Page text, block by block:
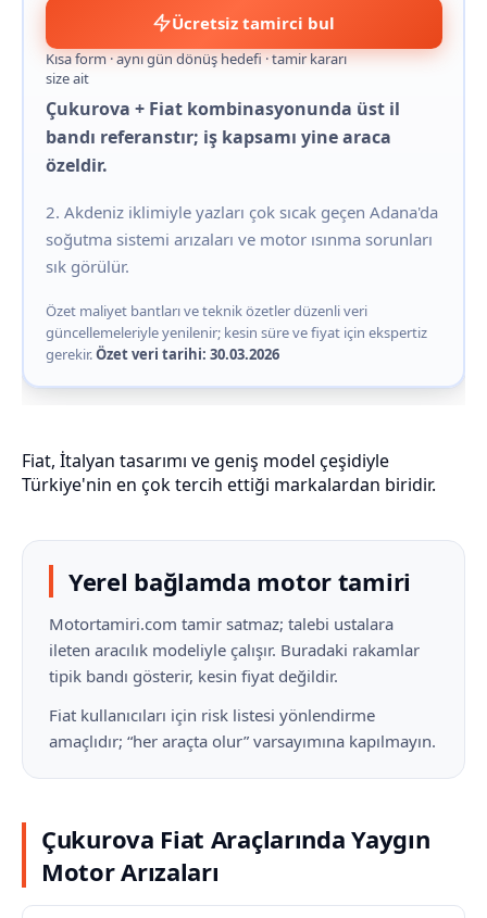
Ücretsiz tamirci bul
Kısa form · aynı gün dönüş hedefi · tamir kararı
size ait
Çukurova + Fiat kombinasyonunda üst il
bandı referanstır; iş kapsamı yine araca
özeldir.
2. Akdeniz iklimiyle yazları çok sıcak geçen Adana'da
soğutma sistemi arızaları ve motor ısınma sorunları
sık görülür.
Özet maliyet bantları ve teknik özetler düzenli veri
güncellemeleriyle yenilenir; kesin süre ve fiyat için ekspertiz
gerekir.Özet veri tarihi: 30.03.2026
Fiat, İtalyan tasarımı ve geniş model çeşidiyle
Türkiye'nin en çok tercih ettiği markalardan biridir.
Yerel bağlamda motor tamiri
Motortamiri.com tamir satmaz; talebi ustalara
ileten aracılık modeliyle çalışır. Buradaki rakamlar
tipik bandı gösterir, kesin fiyat değildir.
Fiat kullanıcıları için risk listesi yönlendirme
amaçlıdır; “her araçta olur” varsayımına kapılmayın.
Çukurova Fiat Araçlarında Yaygın
Motor Arızaları